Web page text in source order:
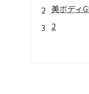
美ボディ
2